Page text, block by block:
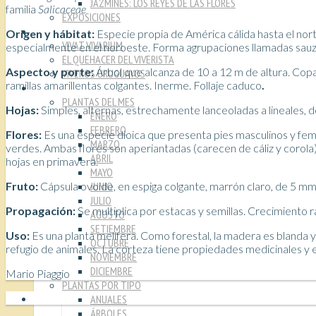
JAZMINES: LOS REYES DE LAS FLORES
EXPOSICIONES
VIVEROS
VIVAT VIVARIUM
EL QUEHACER DEL VIVERISTA
VIVEROS URUGUAYOS
PLANTAS
PLANTAS DEL MES
ENERO
FEBRERO
MARZO
ABRIL
MAYO
JUNIO
JULIO
AGOSTO
SETIEMBRE
OCTUBRE
NOVIEMBRE
DICIEMBRE
PLANTAS POR TIPO
ANUALES
ÁRBOLES
familia Salicaceae
Origen y hábitat: Especie propia de América cálida hasta el
especialmente en el noroeste. Forma agrupaciones llamadas
Aspecto y porte:Árbol que alcanza de 10 a 12 m de altura.
ramillas amarillentas colgantes. Inerme. Follaje caduco.
Hojas:Simples, alternas, estrechamente lanceoladas a lineales,
Flores: Es una especie dioica que presenta pies masculinos y
verdes. Ambas flores son aperiantadas (carecen de cáliz y
hojas en primavera.
Fruto: Cápsula ovoide, en espiga colgante, marrón claro, de 5
Propagación:Se multiplica por estacas y semillas. Crecimiento
Uso: Es una planta melífera. Como forestal, la madera es
refugio de animales. La corteza tiene propiedades medicinales y
Mario Piaggio